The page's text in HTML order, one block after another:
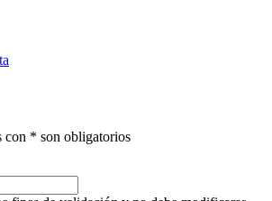
con * son obligatorios